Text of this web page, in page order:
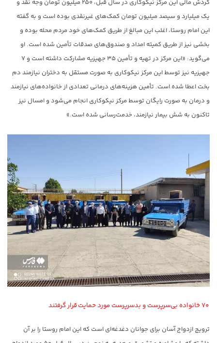
گردش مالی این مرکز نیکوکاری در سال قبل، ۲۵۰ میلیون تومان وجه نقد و
یک میلیارد و سیصد میلیون تومان کمک‌های غیرنقدی بوده است و به گفته
این امام روستا، اغلب این مبالغ از طریق کمک‌های خود مردم محله بوده و
بخشی نیز از طریق کمیته امداد و صندوق‌های صدقات تأمین شده است. او
می‌گوید: «این مرکز در تهیه و تأمین ۳۵ جهیزیه مشارکت داشته‌ است و ۷
جهیزیه نیز توسط این مرکز نیکوکاری به صورت مستقل به دختران نیازمند دم
بخت اعطا شده است. تأمین هزینه‌های درمانی تعدادی از خانواده‌های نیازمند
و درمان به صورت رایگان توسط مرکز نیکوکاری انجام می‌شود و امسال نیز
تاکنون به شش بیمار نیازمند، خدمت‌رسانی شده است.»
ترویج ازدواج آسان برای جوانان دغدغه‌ای است که این امام روستا را بر آن